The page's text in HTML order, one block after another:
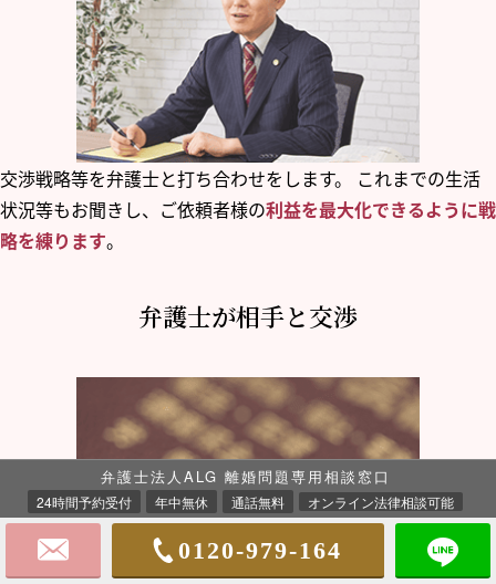
交渉戦略等を弁護士と打ち合わせをします。 これまでの生活
状況等もお聞きし、ご依頼者様の利益を最大化できるように戦
略を練ります。
弁護士が相手と交渉
弁護士法人ALG 離婚問題専用相談窓口
24時間予約受付 年中無休 通話無料 オンライン法律相談可能
0120-979-164